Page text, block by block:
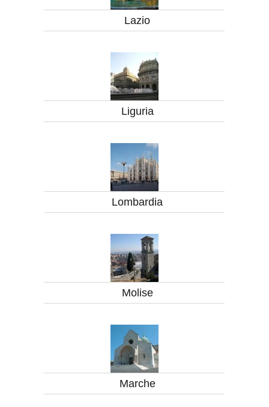
Lazio
Liguria
Lombardia
Molise
Marche